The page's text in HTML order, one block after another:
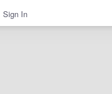
Sign In